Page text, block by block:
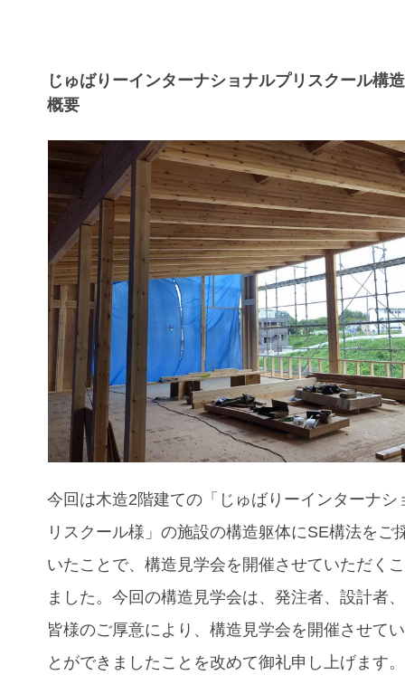
じゅばりーインターナショナルプリスクール構
概要
今回は木造2階建ての「じゅばりーインターナシ
リスクール様」の施設の構造躯体にSE構法をご
いたことで、構造見学会を開催させていただく
ました。今回の構造見学会は、発注者、設計者
皆様のご厚意により、構造見学会を開催させて
とができましたことを改めて御礼申し上げます。